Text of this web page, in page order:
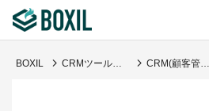
BOXIL CRMツール比較おすすめ17選｜人気サービス・迷わない選び方 CRM(顧客管理システム)